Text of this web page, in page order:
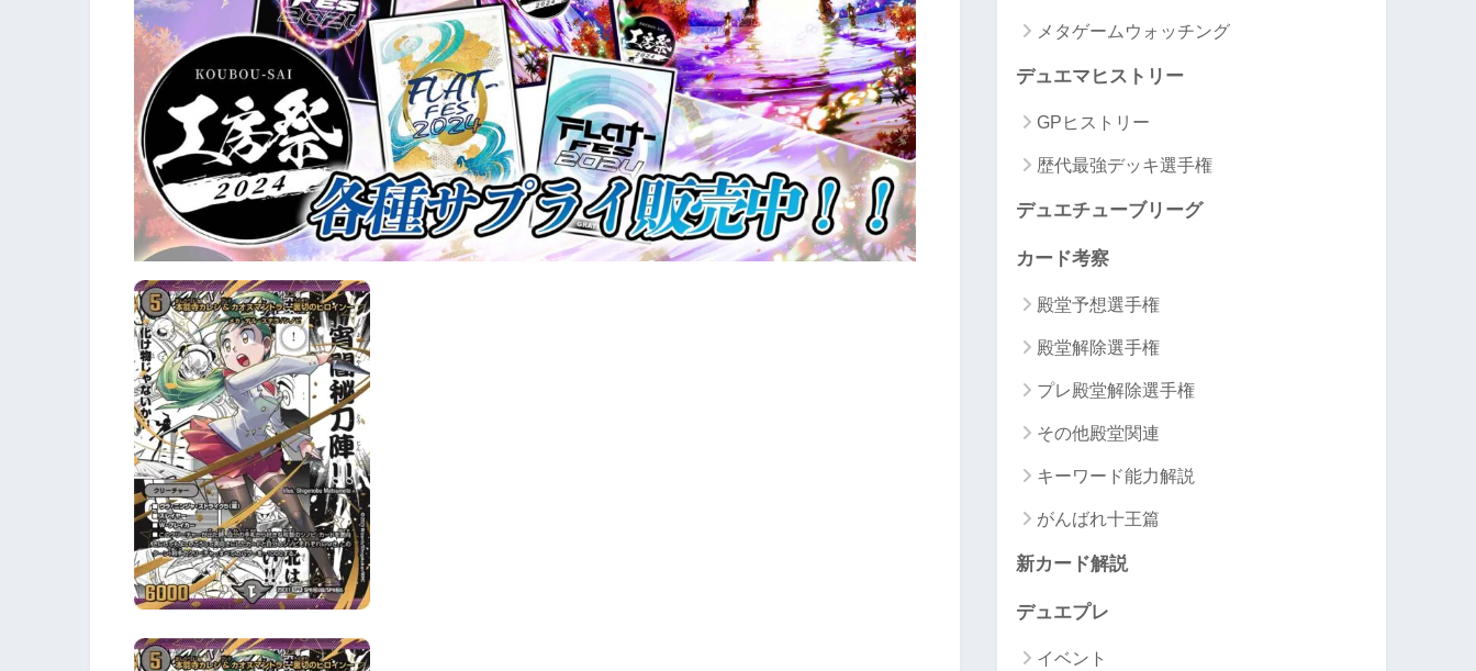
メタゲームウォッチング
デュエマヒストリー
GPヒストリー
歴代最強デッキ選手権
デュエチューブリーグ
カード考察
殿堂予想選手権
殿堂解除選手権
プレ殿堂解除選手権
その他殿堂関連
キーワード能力解説
がんばれ十王篇
新カード解説
デュエプレ
イベント